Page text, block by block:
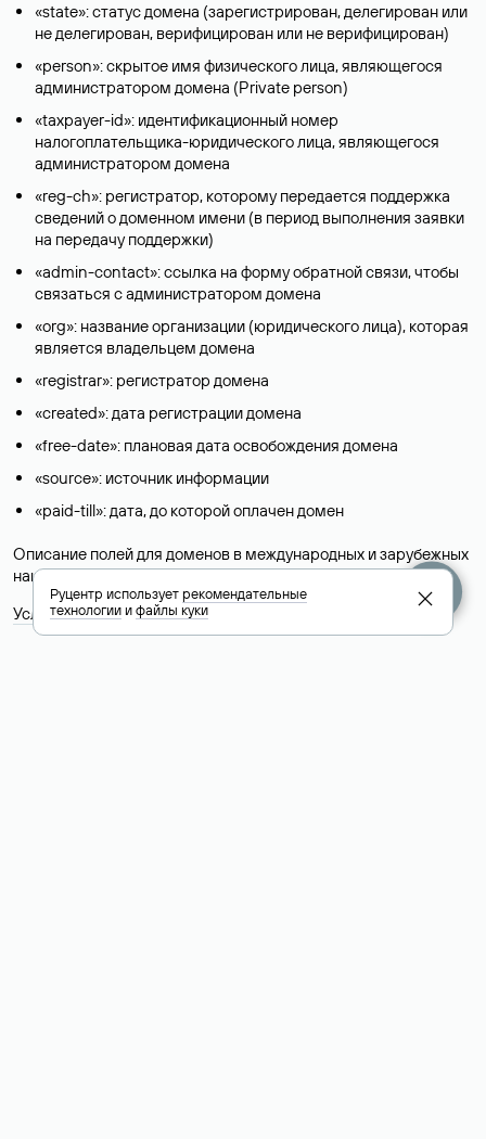
«state»: статус домена (зарегистрирован, делегирован или
не делегирован, верифицирован или не верифицирован)
«person»: скрытое имя физического лица, являющегося
администратором домена (Privatе person)
«taxpayer-id»: идентификационный номер
налогоплательщика-юридического лица, являющегося
администратором домена
«reg-ch»: регистратор, которому передается поддержка
сведений о доменном имени (в период выполнения заявки
на передачу поддержки)
«admin-contact»: ссылка на форму обратной связи, чтобы
связаться с администратором домена
«org»: название организации (юридического лица), которая
является владельцем домена
«registrar»: регистратор домена
«created»: дата регистрации домена
«free-date»: плановая дата освобождения домена
«source»: источник информации
«paid-till»: дата, до которой оплачен домен
Описание полей для доменов в международных и зарубежных
национальных доменах представлены в разделе «Помощь».
Условия использования Whois-сервиса
Руцентр используетрекомендательные
технологииифайлы куки